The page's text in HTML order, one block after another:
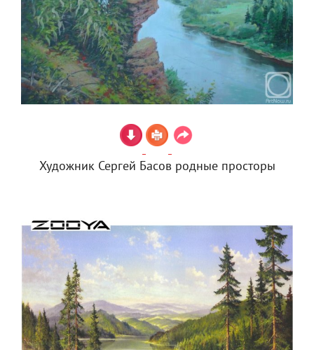
Художник Сергей Басов родные просторы